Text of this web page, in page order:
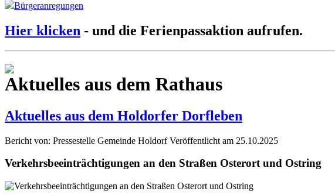
Bürgeranregungen
Hier klicken - und die Ferienpassaktion aufrufen.
Aktuelles aus dem Rathaus
Aktuelles aus dem Holdorfer Dorfleben
Bericht von: Pressestelle Gemeinde Holdorf Veröffentlicht am 25.10.2025
Verkehrsbeeinträchtigungen an den Straßen Osterort und Ostring